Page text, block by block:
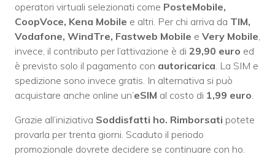
operatori virtuali selezionati come PosteMobile,
CoopVoce, Kena Mobile e altri. Per chi arriva da TIM,
Vodafone, WindTre, Fastweb Mobile e Very Mobile,
invece, il contributo per l’attivazione è di 29,90 euro ed
è previsto solo il pagamento con autoricarica. La SIM e
spedizione sono invece gratis. In alternativa si può
acquistare anche online un’eSIM al costo di 1,99 euro.
Grazie all’iniziativa Soddisfatti ho. Rimborsati potete
provarla per trenta giorni. Scaduto il periodo
promozionale dovrete decidere se continuare con ho.